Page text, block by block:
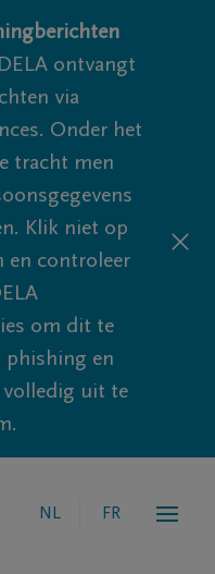
DELA ontvangt
via
Onder het
tracht men
Klik niet op
en controleer
om dit te
phishing en
volledig uit te
NL FR